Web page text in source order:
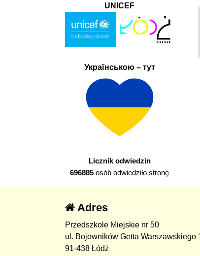
UNICEF
Українською – тут
Licznik odwiedzin
696885 osób odwiedziło stronę
Adres
Przedszkole Miejskie nr 50
ul. Bojowników Getta Warszawskiego
91-438 Łódź